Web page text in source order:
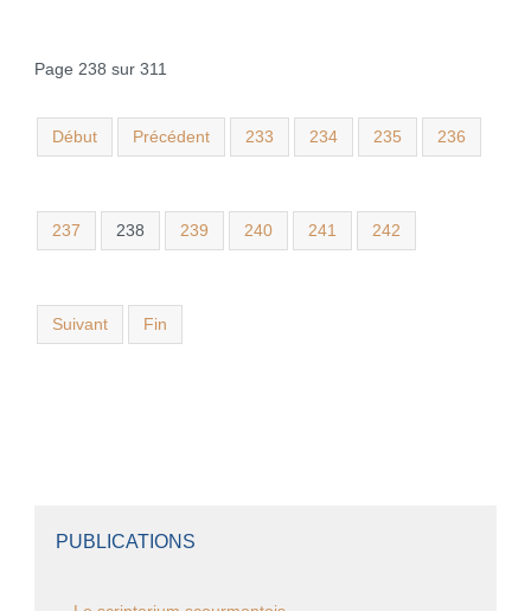
Page 238 sur 311
Début Précédent 233 234 235 236
237 238 239 240 241 242
Suivant Fin
PUBLICATIONS